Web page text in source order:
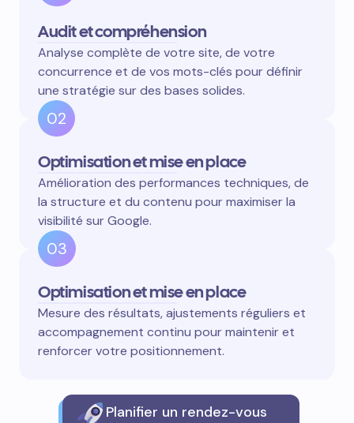
Audit et compréhension
Analyse complète de votre site, de votre
concurrence et de vos mots-clés pour définir
une stratégie sur des bases solides.
02
Optimisation et mise en place
Amélioration des performances techniques, de
la structure et du contenu pour maximiser la
visibilité sur Google.
03
Optimisation et mise en place
Mesure des résultats, ajustements réguliers et
accompagnement continu pour maintenir et
renforcer votre positionnement.
Planifier un rendez-vous